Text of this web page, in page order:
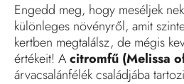
Engedd meg, hogy meséljek
különleges növényről, amit
kertben megtalálsz, de mégis
értékeit! Acitromfű (Melissa
árvacsalánfélék családjába